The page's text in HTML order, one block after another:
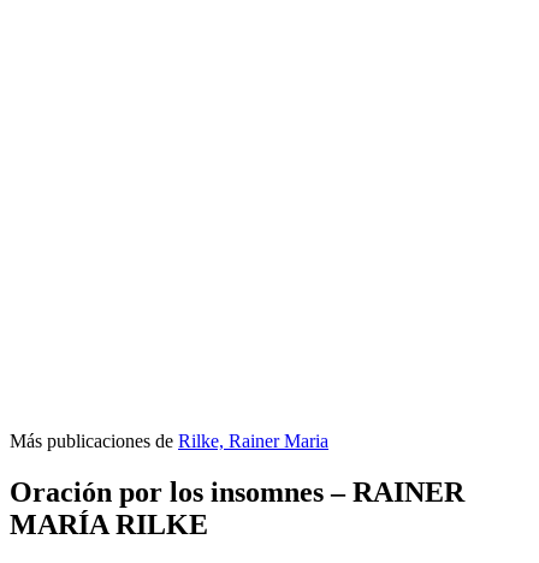
Más publicaciones de Rilke, Rainer Maria
Oración por los insomnes – RAINER
MARÍA RILKE